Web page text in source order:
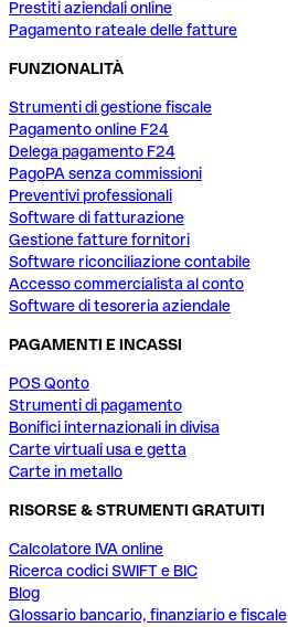
Prestiti aziendali online
Pagamento rateale delle fatture
FUNZIONALITÀ
Strumenti di gestione fiscale
Pagamento online F24
Delega pagamento F24
PagoPA senza commissioni
Preventivi professionali
Software di fatturazione
Gestione fatture fornitori
Software riconciliazione contabile
Accesso commercialista al conto
Software di tesoreria aziendale
PAGAMENTI E INCASSI
POS Qonto
Strumenti di pagamento
Bonifici internazionali in divisa
Carte virtuali usa e getta
Carte in metallo
RISORSE & STRUMENTI GRATUITI
Calcolatore IVA online
Ricerca codici SWIFT e BIC
Blog
Glossario bancario, finanziario e fiscale